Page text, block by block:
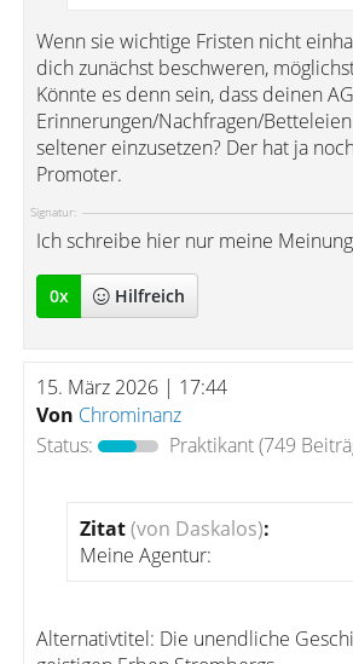
Wenn sie wichtige Fristen nicht
dich zunächst beschweren,
Könnte es denn sein, dass deinen
Erinnerungen/Nachfragen/
seltener einzusetzen? Der hat ja
Promoter.
Signatur:
Ich schreibe hier nur meine
0x Hilfreich
15. März 2026 | 17:44
Von Chrominanz
Status:
Praktikant(749
Zitat(von Daskalos):
Meine Agentur:
Alternativtitel: Die unendliche